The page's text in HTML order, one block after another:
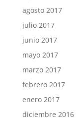
agosto 2017
julio 2017
junio 2017
mayo 2017
marzo 2017
febrero 2017
enero 2017
diciembre 2016